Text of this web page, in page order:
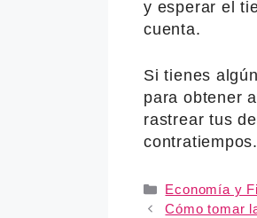
y esperar el
cuenta.
Si tienes
para obtener
rastrear tus
Categories
Economía y
Cómo tomar